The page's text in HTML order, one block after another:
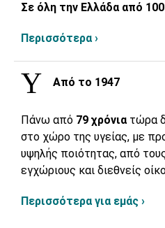
Σε όλη την Ελλάδα από
Περισσότερα ›
Από το 1947
Πάνω από 79 χρόνια τώρα
στο χώρο της υγείας, με
υψηλής ποιότητας, από
εγχώριους και διεθνείς
Περισσότερα για εμάς ›